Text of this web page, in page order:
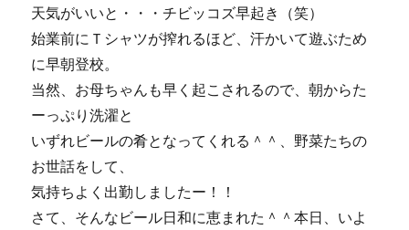
天気がいいと・・・チビッコズ早起き（笑）
始業前にＴシャツが搾れるほど、汗かいて遊ぶため
に早朝登校。
当然、お母ちゃんも早く起こされるので、朝からた
ーっぷり洗濯と
いずれビールの肴となってくれる＾＾、野菜たちの
お世話をして、
気持ちよく出勤しましたー！！
さて、そんなビール日和に恵まれた＾＾本日、いよ